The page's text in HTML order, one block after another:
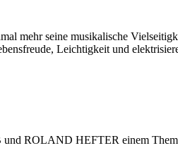
mehr seine musikalische
Leichtigkeit und
ROLAND HEFTER einem